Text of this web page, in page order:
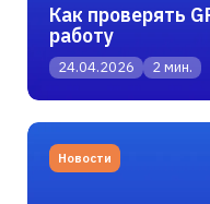
24.04.2026 2 мин.
Как проверять
работу
Новости